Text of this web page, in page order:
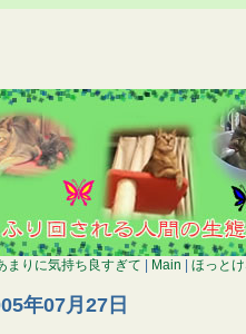
まりに気持ち良すぎて Main ほっと
年07月27日